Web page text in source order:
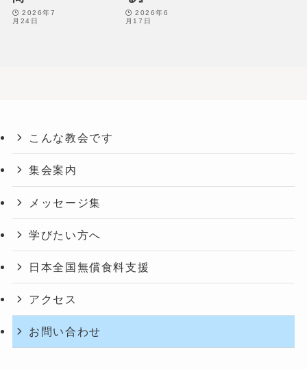
2026年7
月24日
2026年6
月17日
こんな教会です
集会案内
メッセージ集
学びたい方へ
日本全国無償食料支援
アクセス
お問い合わせ